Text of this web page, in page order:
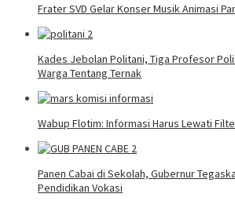
Frater SVD Gelar Konser Musik Animasi
Kades Jebolan Politani, Tiga Profesor
Warga Tentang Ternak
Wabup Flotim: Informasi Harus Lewati
Panen Cabai di Sekolah, Gubernur
Pendidikan Vokasi